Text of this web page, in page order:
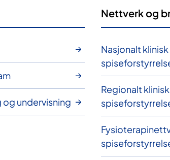
undervisning
Nettverk og
Nasjonalt
​Regionalt